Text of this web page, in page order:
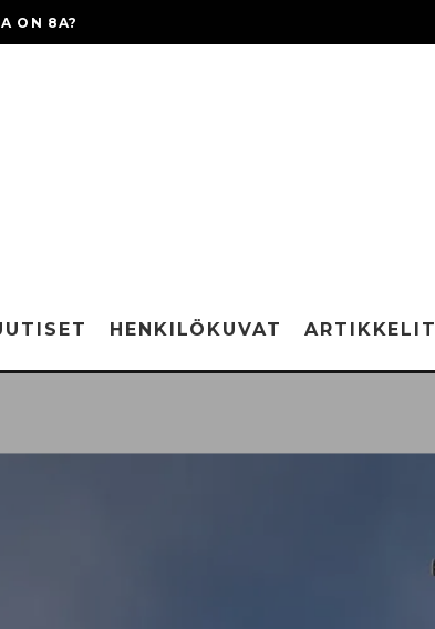
ON 8A?
HENKILÖKUVAT ARTIKKELIT